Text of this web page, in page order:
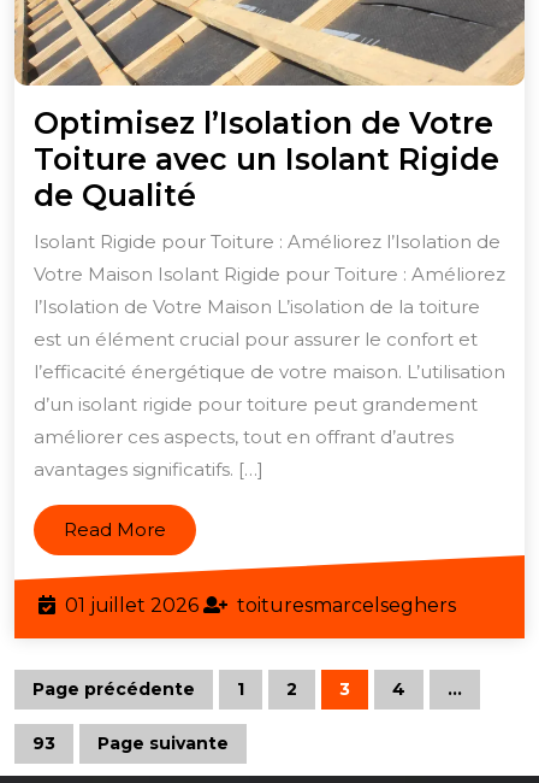
Optimisez l’Isolation de Votre
Toiture avec un Isolant Rigide
de Qualité
l’Isolation
de
Votre
Toiture
avec
un
Isolant
Rigide
de
Isolant Rigide pour Toiture : Améliorez l’Isolation de
Votre Maison Isolant Rigide pour Toiture : Améliorez
l’Isolation de Votre Maison L’isolation de la toiture
est un élément crucial pour assurer le confort et
l’efficacité énergétique de votre maison. L’utilisation
d’un isolant rigide pour toiture peut grandement
améliorer ces aspects, tout en offrant d’autres
avantages significatifs. […]
Read More Read
More
01 juillet 202601
juillet
toituresmarcelseghers
Navigation
des
articles
Page précédente Page
1 Page
2 Page
3 Page
4 …
Page
93 Page suivante